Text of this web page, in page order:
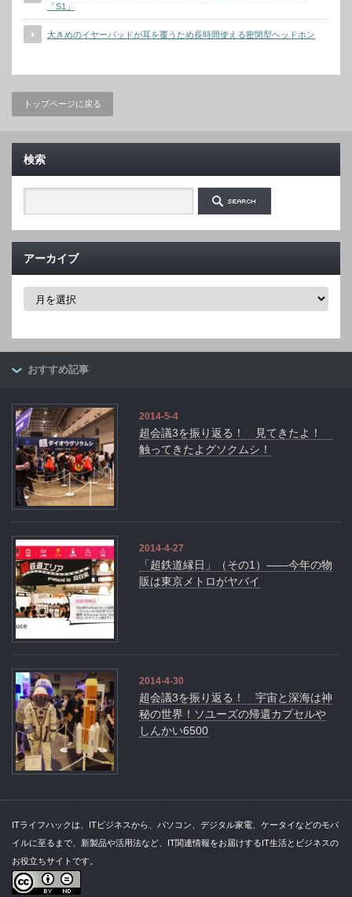
「S1」
大きめのイヤーパッドが耳を覆うため長時間使える密閉型ヘッドホン
トップページに戻る
検索
アーカイブ
ア
ブ
おすすめ記事
2014-5-4
超会議3を振り返る！ 見てきたよ！
触ってきたよグソクムシ！
2014-4-27
「超鉄道縁日」（その1）――今年の物
販は東京メトロがヤバイ
2014-4-30
超会議3を振り返る！ 宇宙と深海は神
秘の世界！ソユーズの帰還カプセルや
しんかい6500
ITライフハックは、ITビジネスから、パソコン、デジタル家電、ケータイなどのモバ
イルに至るまで、新製品や活用法など、IT関連情報をお届けするIT生活とビジネスの
お役立ちサイトです。